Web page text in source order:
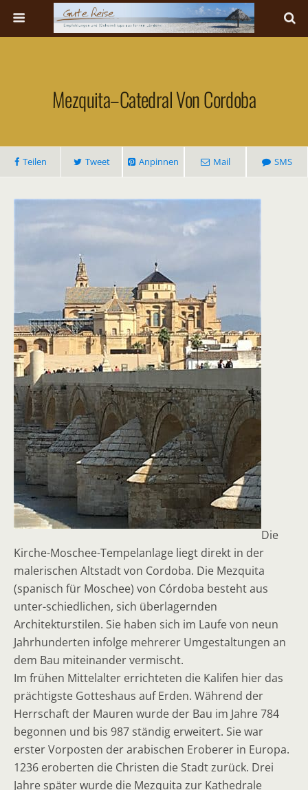
Mezquita–Catedral Von Cordoba
Teilen Tweet Anpinnen Mail SMS
Die
Kirche-Moschee-Tempelanlage liegt direkt in der
malerischen Altstadt von Cordoba. Die Mezquita
(spanisch für Moschee) von Córdoba besteht aus
unter-schiedlichen, sich überlagernden
Architekturstilen. Sie haben sich im Laufe von neun
Jahrhunderten infolge mehrerer Umgestaltungen an
dem Bau miteinander vermischt.
Im frühen Mittelalter errichteten die Kalifen hier das
prächtigste Gotteshaus auf Erden. Während der
Herrschaft der Mauren wurde der Bau im Jahre 784
begonnen und bis 987 ständig erweitert. Sie war
erster Vorposten der arabischen Eroberer in Europa.
1236 eroberten die Christen die Stadt zurück. Drei
Jahre später wurde die Mezquita zur Kathedrale